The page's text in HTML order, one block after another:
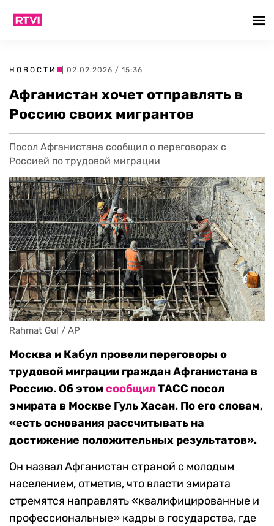
НОВОСТИ | 02.02.2026 / 15:36
Афганистан хочет отправлять в
Россию своих мигрантов
Посол Афганистана сообщил о переговорах с
Россией по трудовой миграции
Rahmat Gul / AP
Москва и Кабул провели переговоры о
трудовой миграции граждан Афганистана в
Россию. Об этом сообщилТАСС посол
эмирата в Москве Гуль Хасан. По его словам,
«есть основания рассчитывать на
достижение положительных результатов».
Он назвал Афганистан страной с молодым
населением, отметив, что власти эмирата
стремятся направлять «квалифицированные и
профессиональные» кадры в государства, где